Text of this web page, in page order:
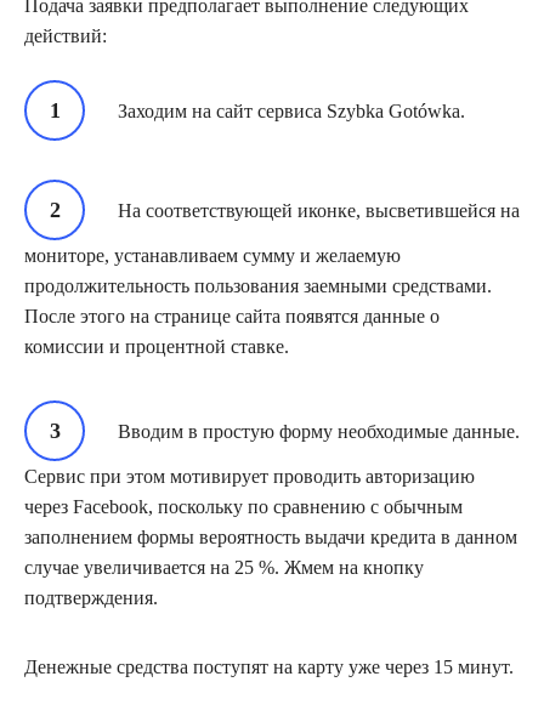
Подача заявки предполагает выполнение следующих
действий:
Заходим на сайт сервиса Szybka Gotówka.
На соответствующей иконке, высветившейся на
мониторе, устанавливаем сумму и желаемую
продолжительность пользования заемными средствами.
После этого на странице сайта появятся данные о
комиссии и процентной ставке.
Вводим в простую форму необходимые данные.
Сервис при этом мотивирует проводить авторизацию
через Facebook, поскольку по сравнению с обычным
заполнением формы вероятность выдачи кредита в данном
случае увеличивается на 25 %. Жмем на кнопку
подтверждения.
Денежные средства поступят на карту уже через 15 минут.